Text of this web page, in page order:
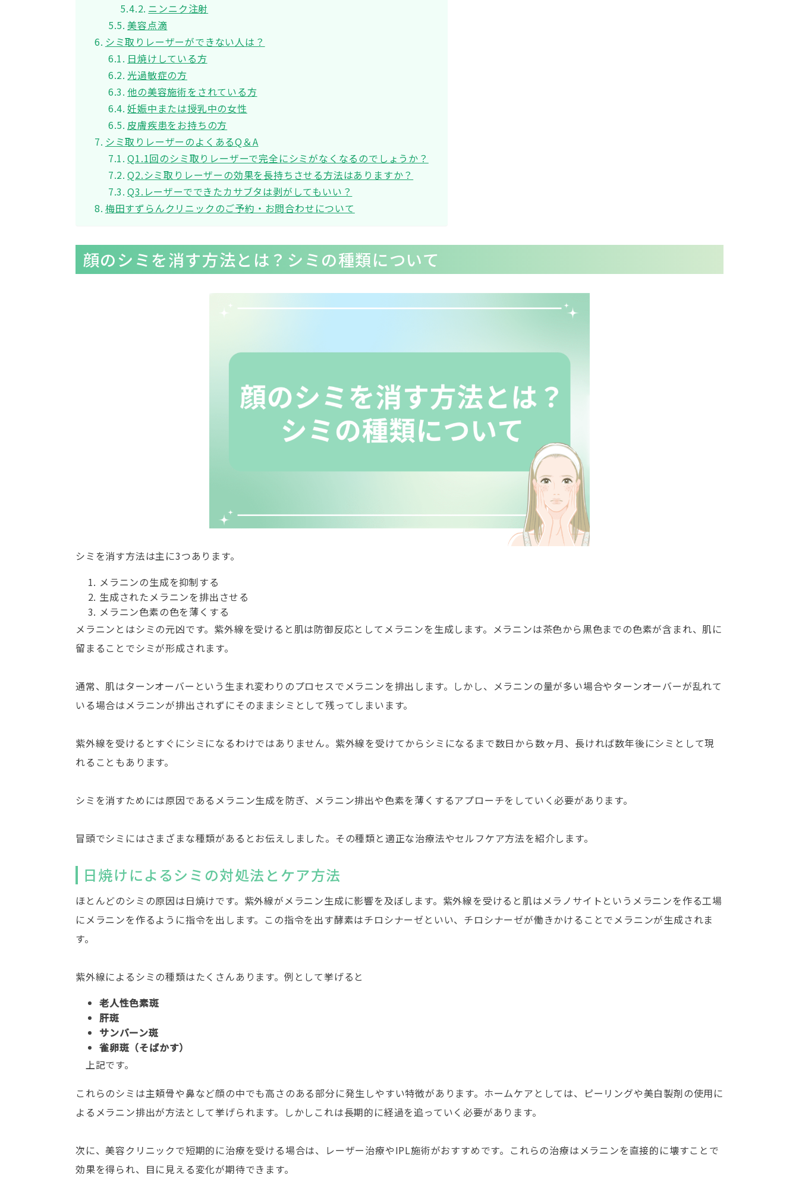
ニンニク注射
美容点滴
シミ取りレーザーができない人は？
日焼けしている方
光過敏症の方
他の美容施術をされている方
妊娠中または授乳中の女性
皮膚疾患をお持ちの方
シミ取りレーザーのよくあるQ＆A
Q1.1回のシミ取りレーザーで完全にシミがなくなるのでしょうか？
Q2.シミ取りレーザーの効果を長持ちさせる方法はありますか？
Q3.レーザーでできたカサブタは剥がしてもいい？
梅田すずらんクリニックのご予約・お問合わせについて
顔のシミを消す方法とは？シミの種類について
シミを消す方法は主に3つあります。
メラニンの生成を抑制する
生成されたメラニンを排出させる
メラニン色素の色を薄くする
メラニンとはシミの元凶です。紫外線を受けると肌は防御反応としてメラニンを生成します。メラニンは茶色から黒色までの色素が含まれ、肌に
留まることでシミが形成されます。
通常、肌はターンオーバーという生まれ変わりのプロセスでメラニンを排出します。しかし、メラニンの量が多い場合やターンオーバーが乱れて
いる場合はメラニンが排出されずにそのままシミとして残ってしまいます。
紫外線を受けるとすぐにシミになるわけではありません。紫外線を受けてからシミになるまで数日から数ヶ月、長ければ数年後にシミとして現
れることもあります。
シミを消すためには原因であるメラニン生成を防ぎ、メラニン排出や色素を薄くするアプローチをしていく必要があります。
冒頭でシミにはさまざまな種類があるとお伝えしました。その種類と適正な治療法やセルフケア方法を紹介します。
日焼けによるシミの対処法とケア方法
ほとんどのシミの原因は日焼けです。紫外線がメラニン生成に影響を及ぼします。紫外線を受けると肌はメラノサイトというメラニンを作る工場
にメラニンを作るように指令を出します。この指令を出す酵素はチロシナーゼといい、チロシナーゼが働きかけることでメラニンが生成されま
す。
紫外線によるシミの種類はたくさんあります。例として挙げると
老人性色素斑
肝斑
サンバーン斑
雀卵斑（そばかす）
上記です。
これらのシミは主頬骨や鼻など顔の中でも高さのある部分に発生しやすい特徴があります。ホームケアとしては、ピーリングや美白製剤の使用に
よるメラニン排出が方法として挙げられます。しかしこれは長期的に経過を追っていく必要があります。
次に、美容クリニックで短期的に治療を受ける場合は、レーザー治療やIPL施術がおすすめです。これらの治療はメラニンを直接的に壊すことで
効果を得られ、目に見える変化が期待できます。